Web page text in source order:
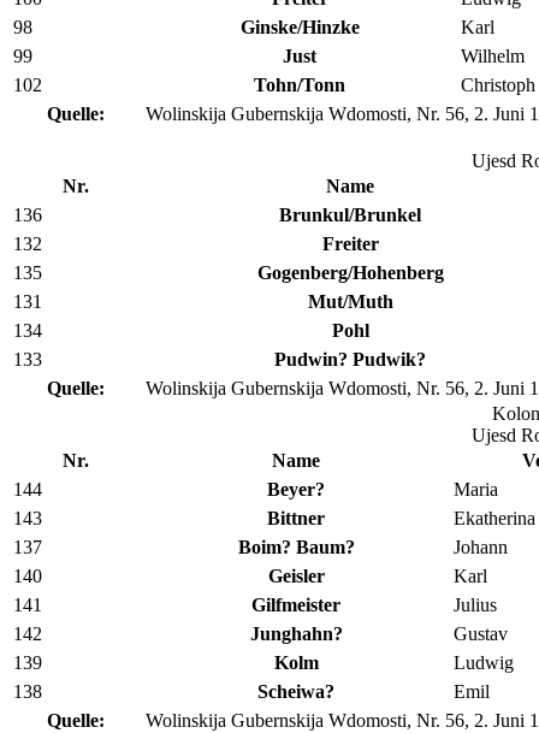
Quelle: Wolinskija Gubernskija Wdomosti, Nr. 56, 2. Juni
98
Ginske/Hinzke
Karl
99
Just
Wilhelm
102
Tohn/Tonn Christoph
Ujesd
Nr.
Name
Quelle: Wolinskija Gubernskija Wdomosti, Nr. 56, 2. Juni
136
Brunkul/Brunkel
132
Freiter
135
Gogenberg/Hohenberg
131
Mut/Muth
134
Pohl
133
Pudwin? Pudwik?
Ujesd
Nr.
Name
Quelle: Wolinskija Gubernskija Wdomosti, Nr. 56, 2. Juni
144 Beyer?
Maria
143
Bittner
Ekatherina
137
Boim? Baum?
Johann
140
Geisler
Karl
141
Gilfmeister
Julius
142
Junghahn?
Gustav
139
Kolm
Ludwig
138
Scheiwa? Emil